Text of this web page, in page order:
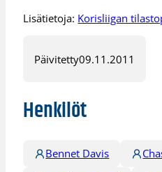
Lisätietoja: Korisliigan
Päivitetty09.11.2011
Henkilöt
Bennet Davis